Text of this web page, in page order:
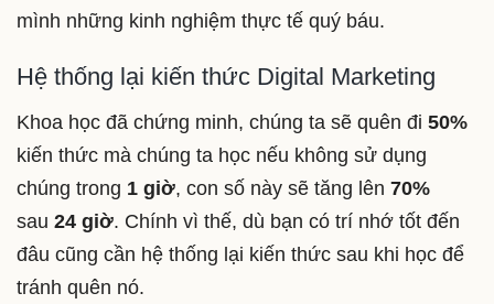
mình những kinh nghiệm thực tế quý báu.
Hệ thống lại kiến thức Digital Marketing
Khoa học đã chứng minh, chúng ta sẽ quên đi 50%
kiến thức mà chúng ta học nếu không sử dụng
chúng trong 1 giờ, con số này sẽ tăng lên 70%
sau 24 giờ. Chính vì thế, dù bạn có trí nhớ tốt đến
đâu cũng cần hệ thống lại kiến thức sau khi học để
tránh quên nó.